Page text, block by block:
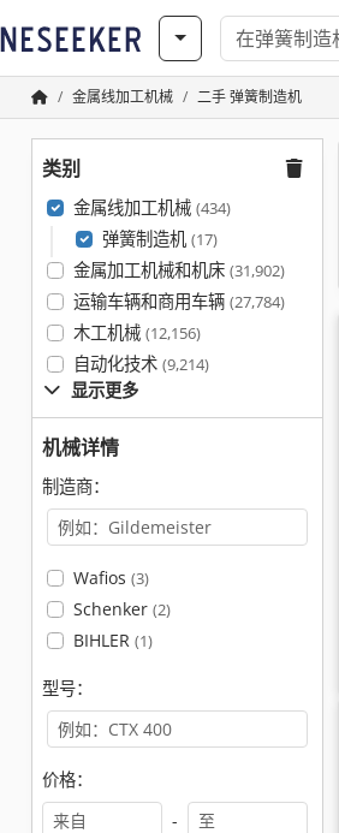
金属线加工机械 二手 弹簧制造机
类别
金属线加工机械 (434)
弹簧制造机 (17)
金属加工机械和机床 (31,902)
运输车辆和商用车辆 (27,784)
木工机械 (12,156)
自动化技术 (9,214)
显示更多
机械详情
制造商：
Wafios (3)
Schenker (2)
BIHLER (1)
型号：
价格：
-